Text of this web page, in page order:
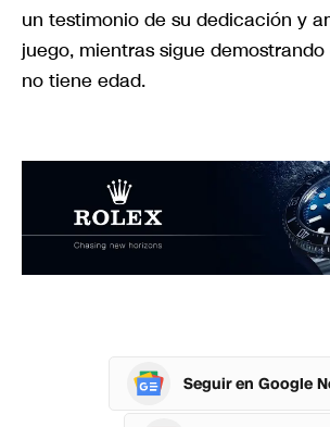
un testimonio de su dedicación y
juego, mientras sigue
no tiene edad.
Seguir en Google